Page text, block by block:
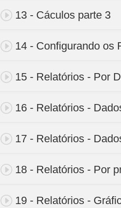
13 - Cáculos parte 3
14 - Configurando os
15 - Relatórios - Por
16 - Relatórios -
17 - Relatórios -
18 - Relatórios - Por
19 - Relatórios -